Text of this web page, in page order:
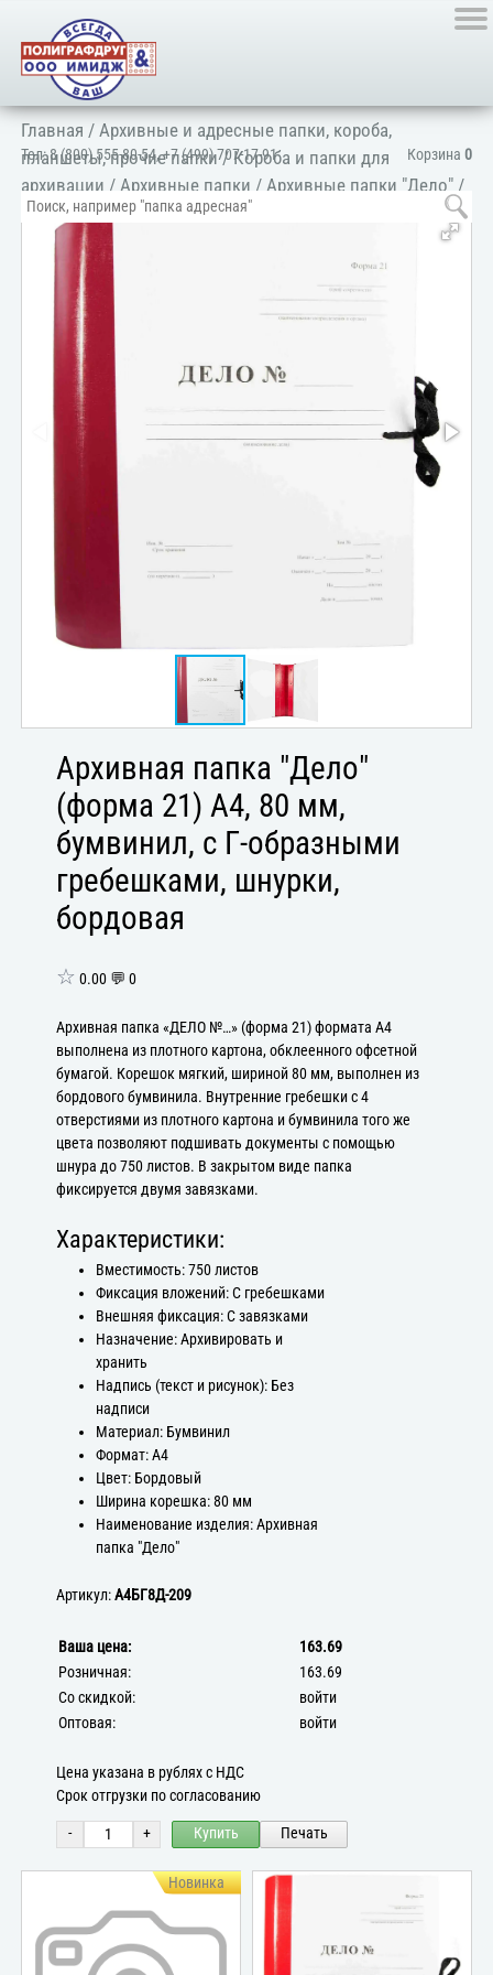
Корзина 0
Тел:8 (800) 555-80-54,+7 (499) 707-17-91
Главная /Архивные и адресные папки, короба,
планшеты, прочие папки/Короба и папки для
архивации /Архивные папки /Архивные папки "Дело" /
Архивная папка "Дело"
(форма 21) А4, 80 мм,
бумвинил, с Г-образными
гребешками, шнурки,
бордовая
☆ 0.00 💬 0
Архивная папка «ДЕЛО №…» (форма 21) формата А4
выполнена из плотного картона, обклеенного офсетной
бумагой. Корешок мягкий, шириной 80 мм, выполнен из
бордового бумвинила. Внутренние гребешки с 4
отверстиями из плотного картона и бумвинила того же
цвета позволяют подшивать документы с помощью
шнура до 750 листов. В закрытом виде папка
фиксируется двумя завязками.
Характеристики:
Вместимость: 750 листов
Фиксация вложений: С гребешками
Внешняя фиксация: С завязками
Назначение: Архивировать и
хранить
Надпись (текст и рисунок): Без
надписи
Материал: Бумвинил
Формат: А4
Цвет: Бордовый
Ширина корешка: 80 мм
Наименование изделия: Архивная
папка "Дело"
Артикул:А4БГ8Д-209
Ваша цена:
163.69
Розничная:
163.69
Со скидкой:
войти
Оптовая:
войти
Цена указана в рублях с НДС
Срок отгрузки по согласованию
- + Купить Печать
Новинка